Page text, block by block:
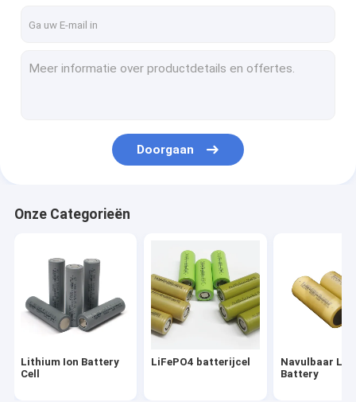
Navulbare Zonnebatterij
de Batterij van 2200mah 18650
26650 4000mah-Batterij
26650 Batterij 5000mah
LMFP-Batterij
Het Pak van de batterijmacht
Doorgaan
Onze Categorieën
Lithium Ion Battery
Cell
LiFePO4 batterijcel
Navulbaar Li
Battery